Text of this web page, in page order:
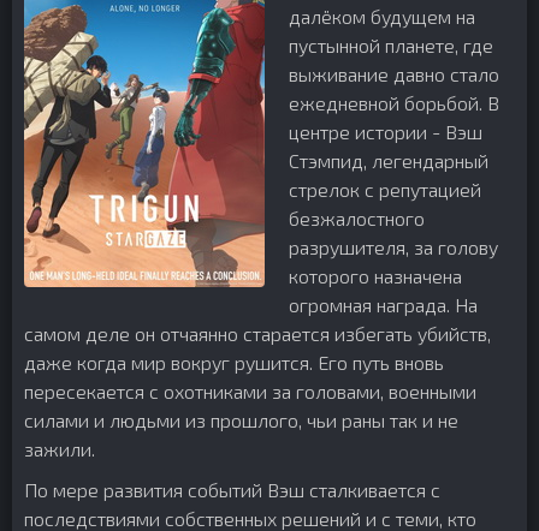
далёком будущем на
пустынной планете, где
выживание давно стало
ежедневной борьбой. В
центре истории - Вэш
Стэмпид, легендарный
стрелок с репутацией
безжалостного
разрушителя, за голову
которого назначена
огромная награда. На
самом деле он отчаянно старается избегать убийств,
даже когда мир вокруг рушится. Его путь вновь
пересекается с охотниками за головами, военными
силами и людьми из прошлого, чьи раны так и не
зажили.
По мере развития событий Вэш сталкивается с
последствиями собственных решений и с теми, кто